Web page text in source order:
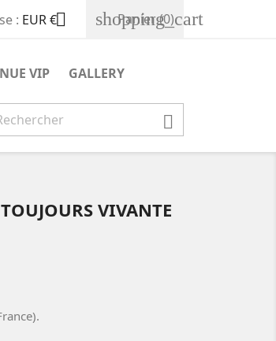
: EUR € shopping_cart
Panier(0)
VIP GALLERY

VIVANTE